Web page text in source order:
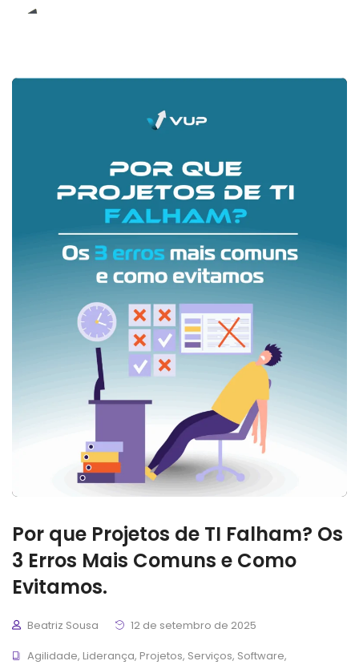
Por que Projetos de TI Falham? Os
3 Erros Mais Comuns e Como
Evitamos.
Beatriz Sousa
12 de setembro de 2025
Agilidade, Liderança, Projetos, Serviços, Software,